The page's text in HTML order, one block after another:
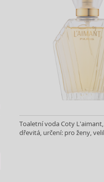
Toaletní voda Coty
dřevitá, určení: pro ženy,